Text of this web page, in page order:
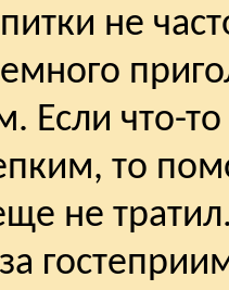
не
Если что-то
то
не